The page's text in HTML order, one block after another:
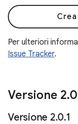
Per ulteriori
Issue Tracker.
Versione 2.0
Versione 2.0.1